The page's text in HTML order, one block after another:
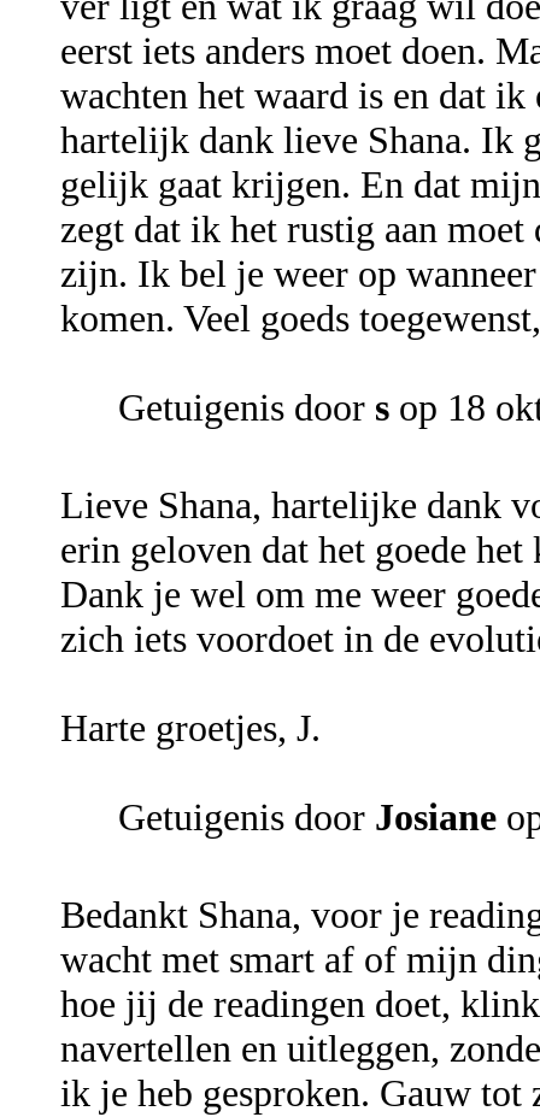
eerst iets anders moet doen.
wachten het waard is en dat
hartelijk dank lieve Shana. Ik
gelijk gaat krijgen. En dat
zegt dat ik het rustig aan
zijn. Ik bel je weer op
komen. Veel goeds
Getuigenis door s op 18
Lieve Shana, hartelijke dank
erin geloven dat het goede
Dank je wel om me weer
zich iets voordoet in de
Harte groetjes, J.
Getuigenis door Josiane
Bedankt Shana, voor je
wacht met smart af of mijn
hoe jij de readingen doet,
navertellen en uitleggen,
ik je heb gesproken. Gauw tot